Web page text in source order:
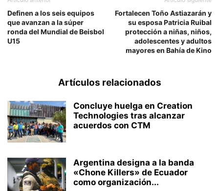
Definen a los seis equipos
que avanzan a la súper
ronda del Mundial de Beisbol
U15
Fortalecen Toño Astiazarán y
su esposa Patricia Ruibal
protección a niñas, niños,
adolescentes y adultos
mayores en Bahía de Kino
Artículos relacionados
Concluye huelga en Creation
Technologies tras alcanzar
acuerdos con CTM
Argentina designa a la banda
«Chone Killers» de Ecuador
como organización...